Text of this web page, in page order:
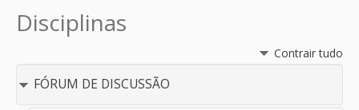
Disciplinas
Contrair tudo
FÓRUM DE DISCUSSÃO